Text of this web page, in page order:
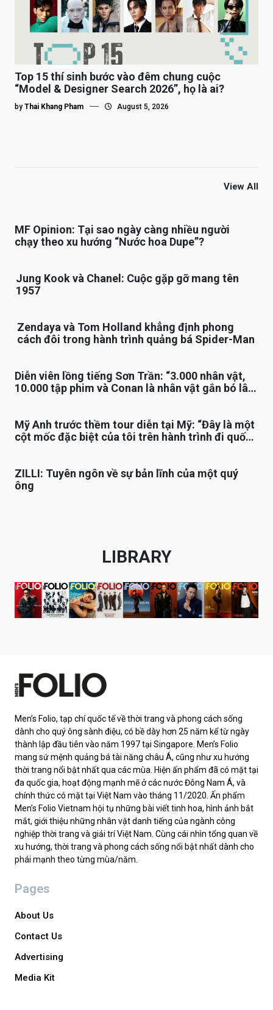
Top 15 thí sinh bước vào đêm chung cuộc
“Model & Designer Search 2026”, họ là ai?
by Thai Khang Pham August 5, 2026
View All
MF Opinion: Tại sao ngày càng nhiều người
chạy theo xu hướng “Nước hoa Dupe”?
Jung Kook và Chanel: Cuộc gặp gỡ mang tên
1957
Zendaya và Tom Holland khẳng định phong
cách đôi trong hành trình quảng bá Spider-Man
Diễn viên lồng tiếng Sơn Trần: “3.000 nhân vật,
10.000 tập phim và Conan là nhân vật gắn bó lâu
Mỹ Anh trước thềm tour diễn tại Mỹ: “Đây là một
cột mốc đặc biệt của tôi trên hành trình đi quốc
ZILLI: Tuyên ngôn về sự bản lĩnh của một quý
ông
LIBRARY
Men’s Folio, tạp chí quốc tế về thời trang và phong cách sống
dành cho quý ông sành điệu, có bề dày hơn 25 năm kể từ ngày
thành lập đầu tiên vào năm 1997 tại Singapore. Men’s Folio
mang sứ mệnh quảng bá tài năng châu Á, cũng như xu hướng
thời trang nổi bật nhất qua các mùa. Hiện ấn phẩm đã có mặt tại
đa quốc gia, hoạt động mạnh mẽ ở các nước Đông Nam Á, và
chính thức có mặt tại Việt Nam vào tháng 11/2020. Ấn phẩm
Men’s Folio Vietnam hội tụ những bài viết tinh hoa, hình ảnh bắt
mắt, giới thiệu những nhân vật danh tiếng của ngành công
nghiệp thời trang và giải trí Việt Nam. Cùng cái nhìn tổng quan về
xu hướng, thời trang và phong cách sống nổi bật nhất dành cho
phái mạnh theo từng mùa/năm.
Pages
About Us
Contact Us
Advertising
Media Kit